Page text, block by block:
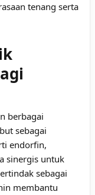
tenang serta
berbagai
sebagai
endorfin,
sinergis untuk
sebagai
membantu